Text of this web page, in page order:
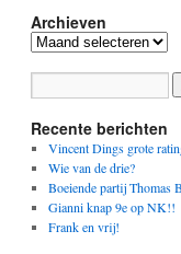
Archieven
Archieven
Recente berichten
Vincent Dings grote
Wie van de drie?
Boeiende partij Thomas
Gianni knap 9e op NK!!
Frank en vrij!